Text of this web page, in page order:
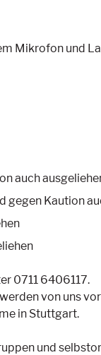
Mikrofon und
auch
gegen Kaution
0711 6406117.
von uns
in Stuttgart.
und